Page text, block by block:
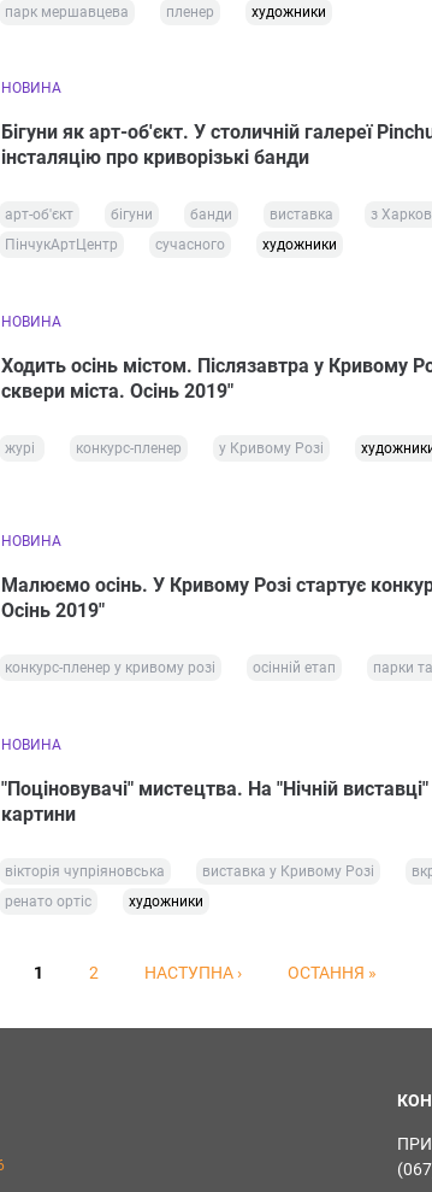
парк мершавцева
пленер художники
НОВИНА
Бігуни як арт-об'єкт. У столичній галереї
інсталяцію про криворізькі банди
арт-об'єкт бігуни банди виставка з
ПінчукАртЦентр
сучасного художники
НОВИНА
Ходить осінь містом. Післязавтра у Кривому
сквери міста. Осінь 2019"
журі конкурс-пленер у Кривому Розі
НОВИНА
Малюємо осінь. У Кривому Розі стартує
Осінь 2019"
конкурс-пленер у кривому розі осінній етап парки
НОВИНА
"Поціновувачі" мистецтва. На "Нічній
картини
вікторія чупріяновська виставка у Кривому Розі
ренато ортіс
художники
1 2 НАСТУПНА › ОСТАННЯ »